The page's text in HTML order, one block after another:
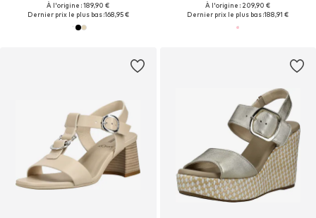
À l'origine : 189,90 €
Dernier prix le plus bas :168,95 €
À l'origine : 209,90 €
Dernier prix le plus bas :188,91 €